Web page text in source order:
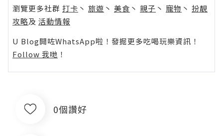
瀏覽更多社群 打卡 丶 旅遊 丶 美食 丶 親子 丶 寵物 丶 扮靚
攻略及 活動情報
U Blog開咗WhatsApp啦！發掘更多吃喝玩樂資訊！
Follow 我哋 ！
0個讚好